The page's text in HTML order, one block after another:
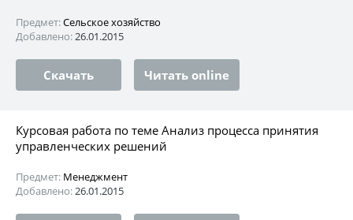
Предмет:Сельское хозяйство
Добавлено:26.01.2015
Скачать Читать online
Курсовая работа по теме Анализ процесса принятия
управленческих решений
Предмет: Менеджмент
Добавлено:26.01.2015